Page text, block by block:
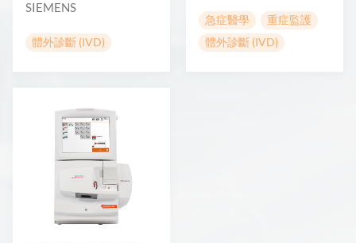
SIEMENS
體外診斷 (IVD)
急症醫學
重症監護
體外診斷 (IVD)